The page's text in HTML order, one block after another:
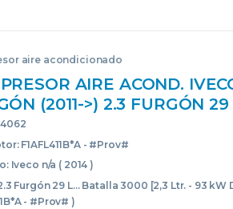
aire acondicionado
AIRE ACOND.
(2011->) 2.3 FURGÓN
3000 [2,3 LTR. – 93 KW
– #PROV#
1800 4472801800
F1AFL411B*A - #Prov#
Iveco n/a ( 2014 )
Furgón 29 L... Batalla 3000 [2,3 Ltr. - 93 kW
- #Prov# )